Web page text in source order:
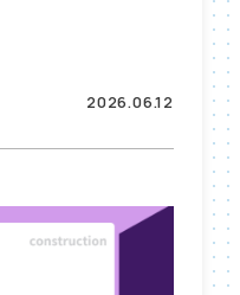
2026.06.12